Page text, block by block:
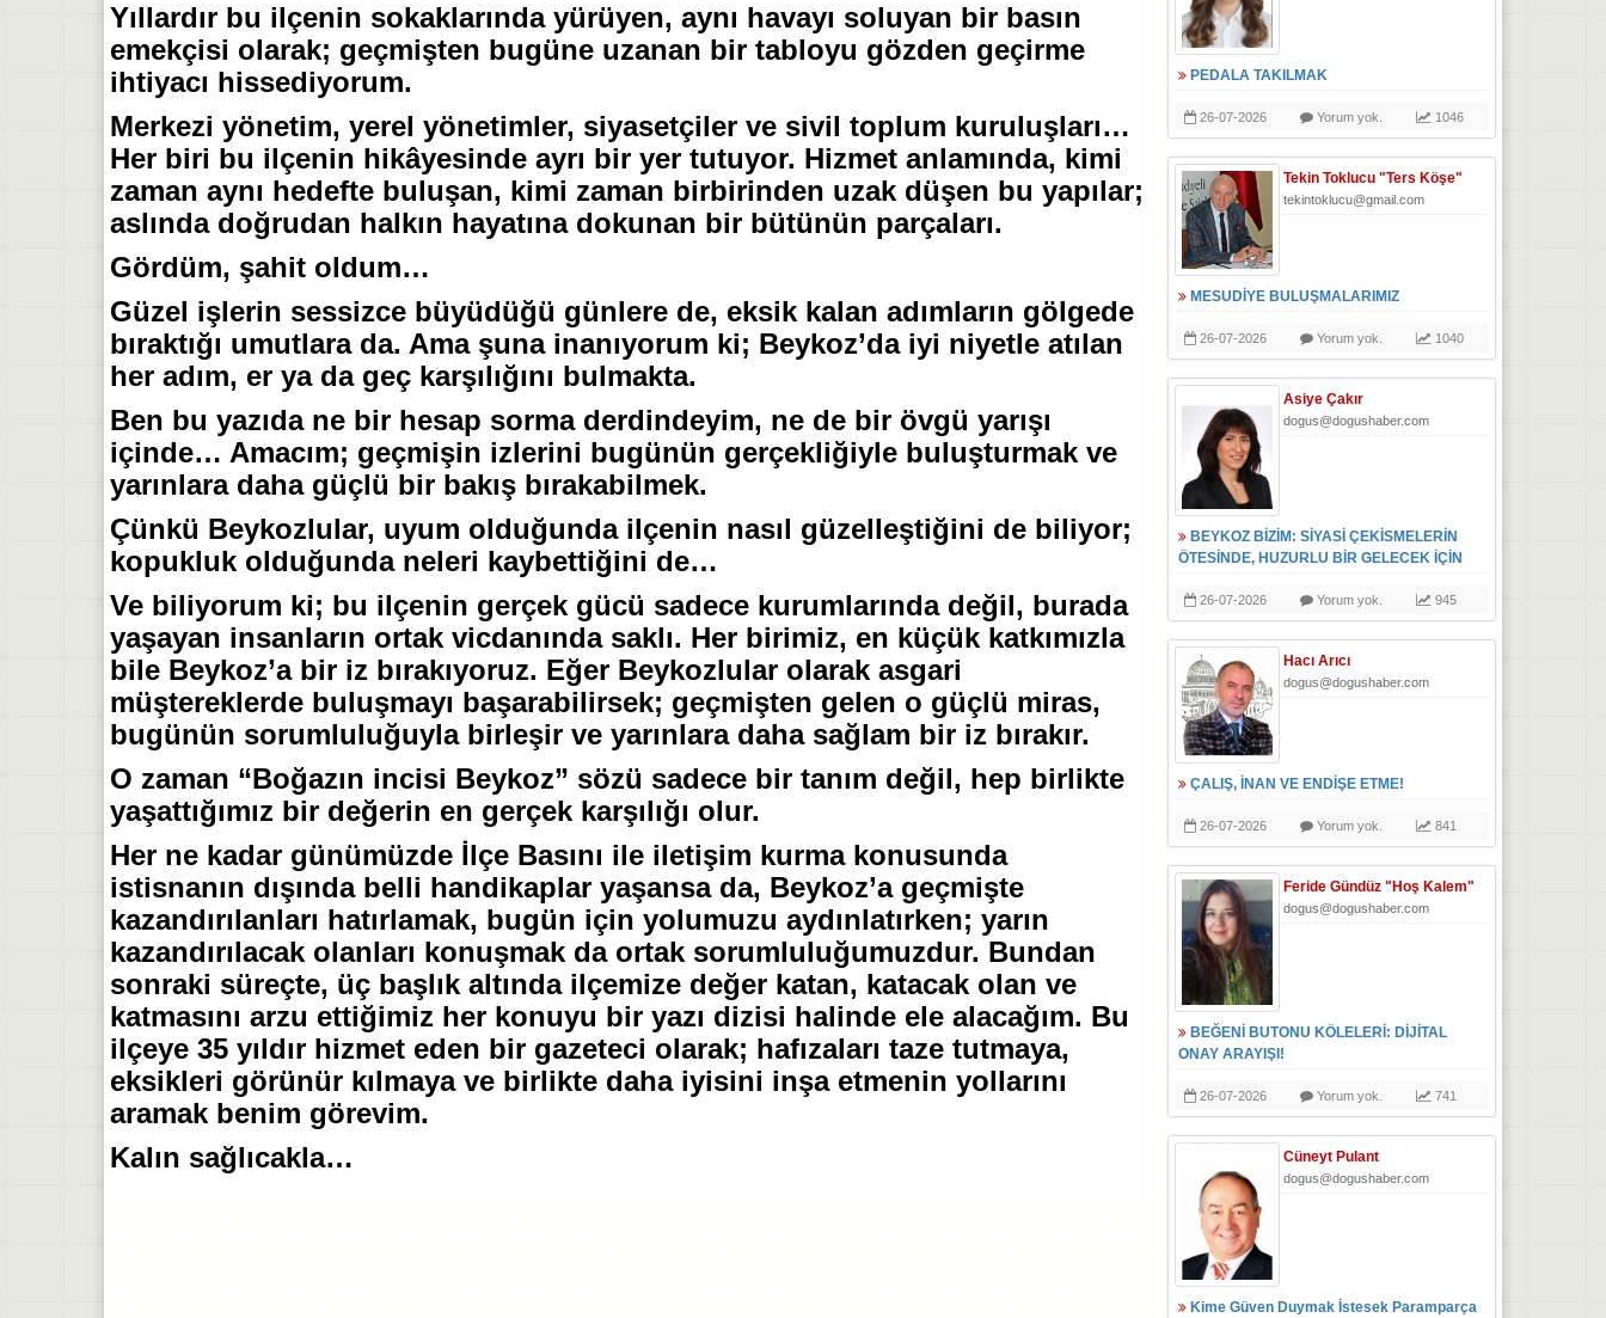
Yıllardır bu ilçenin sokaklarında yürüyen, aynı havayı soluyan bir basın
emekçisi olarak; geçmişten bugüne uzanan bir tabloyu gözden geçirme
ihtiyacı hissediyorum.
Merkezi yönetim, yerel yönetimler, siyasetçiler ve sivil toplum kuruluşları…
Her biri bu ilçenin hikâyesinde ayrı bir yer tutuyor. Hizmet anlamında, kimi
zaman aynı hedefte buluşan, kimi zaman birbirinden uzak düşen bu yapılar;
aslında doğrudan halkın hayatına dokunan bir bütünün parçaları.
Gördüm, şahit oldum…
Güzel işlerin sessizce büyüdüğü günlere de, eksik kalan adımların gölgede
bıraktığı umutlara da. Ama şuna inanıyorum ki; Beykoz’da iyi niyetle atılan
her adım, er ya da geç karşılığını bulmakta.
Ben bu yazıda ne bir hesap sorma derdindeyim, ne de bir övgü yarışı
içinde… Amacım; geçmişin izlerini bugünün gerçekliğiyle buluşturmak ve
yarınlara daha güçlü bir bakış bırakabilmek.
Çünkü Beykozlular, uyum olduğunda ilçenin nasıl güzelleştiğini de biliyor;
kopukluk olduğunda neleri kaybettiğini de…
Ve biliyorum ki; bu ilçenin gerçek gücü sadece kurumlarında değil, burada
yaşayan insanların ortak vicdanında saklı. Her birimiz, en küçük katkımızla
bile Beykoz’a bir iz bırakıyoruz. Eğer Beykozlular olarak asgari
müştereklerde buluşmayı başarabilirsek; geçmişten gelen o güçlü miras,
bugünün sorumluluğuyla birleşir ve yarınlara daha sağlam bir iz bırakır.
O zaman “Boğazın incisi Beykoz” sözü sadece bir tanım değil, hep birlikte
yaşattığımız bir değerin en gerçek karşılığı olur.
Her ne kadar günümüzde İlçe Basını ile iletişim kurma konusunda
istisnanın dışında belli handikaplar yaşansa da, Beykoz’a geçmişte
kazandırılanları hatırlamak, bugün için yolumuzu aydınlatırken; yarın
kazandırılacak olanları konuşmak da ortak sorumluluğumuzdur. Bundan
sonraki süreçte, üç başlık altında ilçemize değer katan, katacak olan ve
katmasını arzu ettiğimiz her konuyu bir yazı dizisi halinde ele alacağım. Bu
ilçeye 35 yıldır hizmet eden bir gazeteci olarak; hafızaları taze tutmaya,
eksikleri görünür kılmaya ve birlikte daha iyisini inşa etmenin yollarını
aramak benim görevim.
Kalın sağlıcakla…
PEDALA TAKILMAK
26-07-2026 Yorum yok. 1046
Tekin Toklucu "Ters Köşe"
tekintoklucu@gmail.com
MESUDİYE BULUŞMALARIMIZ
26-07-2026 Yorum yok. 1040
Asiye Çakır
dogus@dogushaber.com
BEYKOZ BİZİM: SİYASİ ÇEKİSMELERİN
ÖTESİNDE, HUZURLU BİR GELECEK İÇİN
26-07-2026 Yorum yok. 945
Hacı Arıcı
dogus@dogushaber.com
ÇALIŞ, İNAN VE ENDİŞE ETME!
26-07-2026 Yorum yok. 841
Feride Gündüz "Hoş Kalem"
dogus@dogushaber.com
BEĞENİ BUTONU KÖLELERİ: DİJİTAL
ONAY ARAYIŞI!
26-07-2026 Yorum yok. 741
Cüneyt Pulant
dogus@dogushaber.com
Kime Güven Duymak İstesek Paramparça